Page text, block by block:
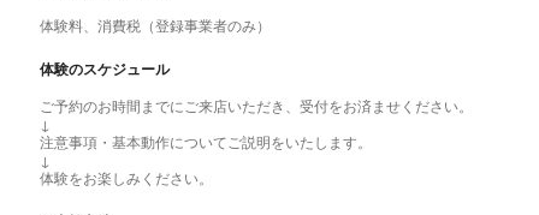
体験料、消費税（登録事業者のみ）
体験のスケジュール
ご予約のお時間までにご来店いただき、受付をお済ませください。
↓
注意事項・基本動作についてご説明をいたします。
↓
体験をお楽しみください。